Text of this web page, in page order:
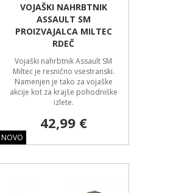
NOVO
VOJAŠKI NAHRBTNIK
ASSAULT SM
PROIZVAJALCA MILTEC
RDEČ
Vojaški nahrbtnik Assault SM
Miltec je resnično vsestranski.
Namenjen je tako za vojaške
akcije kot za krajše pohodniške
izlete.
42,99 €